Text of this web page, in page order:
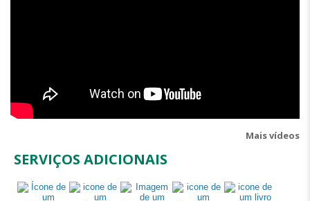
Mais vídeos
SERVIÇOS ADICIONAIS